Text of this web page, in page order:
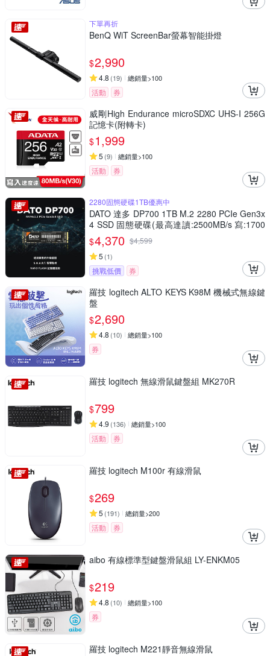
下單再折
BenQ WiT ScreenBar螢幕智能掛燈
$2,990
4.8 (19) 總銷量>100
活動 券
威剛High Endurance microSDXC UHS-I 256G
記憶卡(附轉卡)
$1,999
5 (9) 總銷量>100
活動 券
2280固態硬碟1TB優惠中
DATO 達多 DP700 1TB M.2 2280 PCIe Gen3x
4 SSD 固態硬碟(最高達讀:2500MB/s 寫:1700
MB/s)
$4,370 $4,599
5 (1)
挑戰低價 券
羅技 logitech ALTO KEYS K98M 機械式無線鍵
盤
$2,690
4.8 (10) 總銷量>100
券
羅技 logitech 無線滑鼠鍵盤組 MK270R
$799
4.9 (136) 總銷量>100
活動 券
羅技 logitech M100r 有線滑鼠
$269
5 (191) 總銷量>200
活動 券
aibo 有線標準型鍵盤滑鼠組 LY-ENKM05
$219
4.8 (10) 總銷量>100
券
羅技 logitech M221靜音無線滑鼠